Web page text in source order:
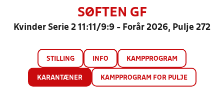
SØFTEN GF
Kvinder Serie 2 11:11/9:9 - Forår 2026, Pulje 272
STILLING INFO KAMPPROGRAM
KARANTÆNER KAMPPROGRAM FOR PULJE